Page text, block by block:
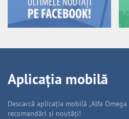
Aplicația mobilă
Descarcă aplicația mobilă „Alfa
recomandări și noutăți!